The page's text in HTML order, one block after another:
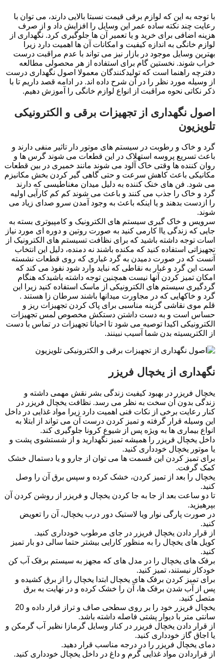
با توجه به این که لوازم برقی قیمت نسبتا بالایی دارند، می توان با
رعایت چند نکته ساده عمر این وسایل را افزایش داد و از صرف
هزینه اضافی برای خرید و یا تعمیر آن ها جلوگیری کرد. نگهداری از
لوازم خانگی به اندازه کیفیت و امکانات آن ها اهمیت دارد زیرا
بهترین وسایل موجود در بازار نیز می تواند با عدم مراقبت درست
خراب شوند. نخستین گام برای استفاده از هر محصولی مطالعه
دفترچه راهنما است که تولیدکنندگان معمولا اصول نگهداری درست
از وسیله مورد نظر را در آن شرح داده اند. در ادامه قصد داریم تا با
ذکر نکاتی نحوه مراقبت از انواع لوازم خانگی را آموزش دهیم.
اصول نگهداری از تجهیزات برقی و الکترونیکی
تلویزیون
گرد و خاک و رطوبت در سیستم های موتور دار تاثیر منفی دارند و
باعث تسریع پروسه استهلاک در این قطعات می شوند گرس ها و
روان کننده ها وقتی خاک آلود می شوند مانند خمیری در بین قطعات
مکانیکی باعث کاهش سرعت و حتی گاهی گیر کردن بخش مکانیزم
می شود. فن های خنک کننده به دلیل میدان مغناطیسی که دارند
گرد و خاک را جذب می کنند و باعث می شوند کم کم کارآیی اولیه
را ازدست بدهند و یا اینکه باعث به وجود آمدن سرو صدای زیاد می
شوند.
سرویس و خاک گیری سیستم های الکترونیک و کامپیوتری بسته به
جایی که زندگی یاا کارمی کنید به صورت روتین و دوره ای مورد نیاز
اسات توجه داشته باشید که برای نظافت تسیستم های الکترونیک از
تجهیزاتی استفاده کنید که مکنده باشند نه دمنده، دلیل این انتخاب
آنست که در صورت دمیدن به گرد غباری که روی قطعات نشسته
است این گرد و غبار به نقاطی که نباید وارد شود نفوذ می کند که
امکان تمیز کردن آنها نیست همچنین توجه داشته باشیدکه هنگام
گردگیری سیستم های الکترونیکی از ماسک استفاده کنید زیرا این
گرد و خاکهایی که در مجاورت میدانها باشند سرطان زا هستند .
قلم موی نقاشی گزینه مناسبی برای پاک کردن تجهیزات ریز و
حساس است و به دست داشتن دستکش مخصوص لمس تجهیزات
الکترونیکی اکیدا توصیه می شود تا احیانا تجهیزات در تماس با دست
از الکتریسیته بدن شما آسیب نبینند.
نگهداری از یخچال فریزر
یخچال فریزر در بهبود کیفیت زندگی بشر نقش مهمی داشته و
زندگی بدون آن سخت به نظر می رسد. نظافت یخچال فریزر در
کنار رعایت برخی از نکات فنی اهمیت دارد زیرا مواد غذایی در داخل
این وسیله قرار گرفته و تمیز کردن درست آن می تواند از ابتلا به
انواع بیماری ها به ویژه پس از شیوع کرونا جلوگیری کند.
داخل یخچال فریزر را همیشه تمیز نگهدارید و از شستشوی پشت و
یا موتور یخچال خودداری کنید.
برای تمیز کردن این قسمت ها می توان از جارو و یا دستمال خشک
کمک گرفت.
یخچال را بعد از تمیز کردن، خشک کرده و سپس برق آن را وصل
کنید.
تا دو ساعت بعد از جا به جا کردن یخچال و فریزر از روشن کردن آن
بپرهیزید.‏
در صورت پارگی نوار ویا لاستیک دور درب یخچال، آن را تعویض
کنید.
از قرار دادن یخچال فریزر در جای مرطوب خودداری کنید.
کویل های یخچال را به منظور کارایی بیشتر حتما سالی دو بار تمیز
کنید.
برفک های یخچال را در مدل های که مجهز به سیستم برفک آب کن
خودکار نیستند، تمیز کنید.
برای تمیز کردن برفک های یخچال ابتدا یخچال را از برق کشیده و
پس از آب شدن برفک ها، آن را خشک کرده و در نهایت به برق
متصل کنید.
یخچال فریزر خود را بر روی سطحی صاف و تراز قرار داده و 20
سانتی متر با دیوار پشتی فاصله داشته باشد.
از قرار دادن یخچال فریزر در کنار وسایل گرمازا نظیر آب گرمکن و
یا اجاق گاز خودداری کنید.
دمای یخچال فریزر را در درجه مناسب قرار دهید.
از قراردادن مواد غذایی گرم و داغ در داخل یخچال خودداری کنید.